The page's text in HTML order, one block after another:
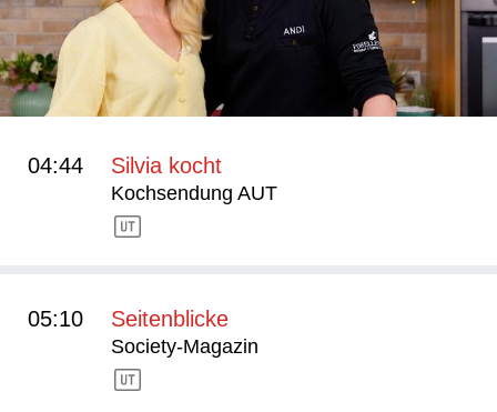
04:44 Silvia kocht
Kochsendung AUT
05:10 Seitenblicke
Society-Magazin